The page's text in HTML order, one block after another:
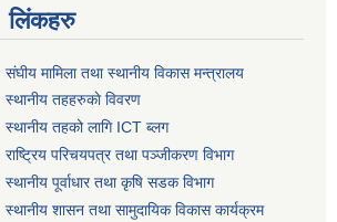
लिंकहरु
संघीय मामिला तथा स्थानीय विकास मन्त्रालय
स्थानीय तहहरुकाे विवरण
स्थानीय तहको लागि ICT ब्लग
राष्‍ट्रिय परिचयपत्र तथा पञ्‍जीकरण विभाग
स्थानीय पूर्वाधार तथा कृषि सडक विभाग
स्थानीय शासन तथा सामुदायिक विकास कार्यक्रम